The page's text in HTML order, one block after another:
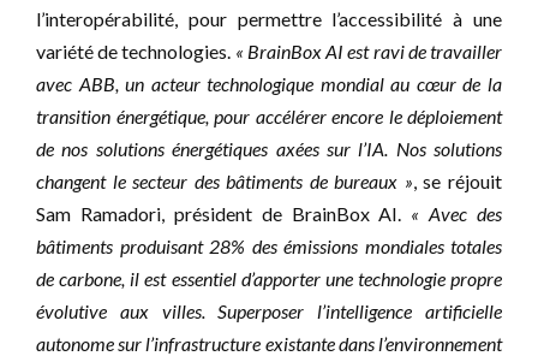
l’interopérabilité, pour permettre l’accessibilité à une
variété de technologies. « BrainBox AI est ravi de travailler
avec ABB, un acteur technologique mondial au cœur de la
transition énergétique, pour accélérer encore le déploiement
de nos solutions énergétiques axées sur l’IA. Nos solutions
changent le secteur des bâtiments de bureaux », se réjouit
Sam Ramadori, président de BrainBox AI. « Avec des
bâtiments produisant 28% des émissions mondiales totales
de carbone, il est essentiel d’apporter une technologie propre
évolutive aux villes. Superposer l’intelligence artificielle
autonome sur l’infrastructure existante dans l’environnement